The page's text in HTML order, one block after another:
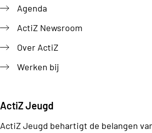
Agenda
ActiZ Newsroom
Over ActiZ
Werken bij
ActiZ Jeugd
ActiZ Jeugd behartigt de belangen